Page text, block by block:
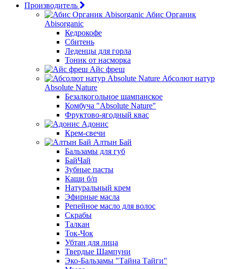
Производитель
Абис Органик
Abisorganic
Кедрокофе
Сбитень
Леденцы для горла
Тоник от насморка
Айс фреш
Абсолют натур
Absolute Nature
Безалкогольное шампанское
Комбуча "Absolute Nature"
Фруктово-ягодный квас
Адонис
Крем-свечи
Алтын Бай
Бальзамы для губ
БайЧай
Зубные пасты
Каши б/п
Натуральный крем
Эфирные масла
Репейное масло для волос
Скрабы
Талкан
Ток-Чок
Убтан для лица
Твердые Шампуни
Эко-Бальзамы "Тайна Тайги"